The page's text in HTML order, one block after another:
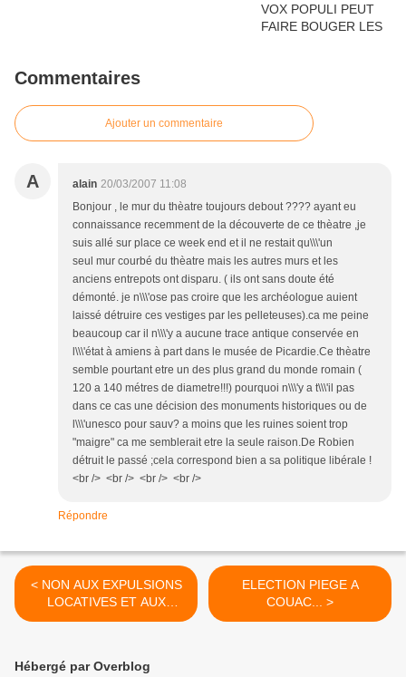
Commentaires
Ajouter un commentaire
A alain 20/03/2007 11:08
Bonjour , le mur du thèatre toujours debout ???? ayant eu
connaissance recemment de la découverte de ce thèatre ,je
suis allé sur place ce week end et il ne restait qu\\\'un
seul mur courbé du thèatre mais les autres murs et les
anciens entrepots ont disparu. ( ils ont sans doute été
démonté. je n\\\'ose pas croire que les archéologue auient
laissé détruire ces vestiges par les pelleteuses).ca me peine
beaucoup car il n\\\'y a aucune trace antique conservée en
l\\\'état à amiens à part dans le musée de Picardie.Ce thèatre
semble pourtant etre un des plus grand du monde romain (
120 a 140 métres de diametre!!!) pourquoi n\\\'y a t\\\'il pas
dans ce cas une décision des monuments historiques ou de
l\\\'unesco pour sauv? a moins que les ruines soient trop
"maigre" ca me semblerait etre la seule raison.De Robien
détruit le passé ;cela correspond bien a sa politique libérale !
<br /> <br /> <br /> <br />
Répondre
< NON AUX EXPULSIONS
LOCATIVES ET AUX
COUPURES
ELECTION PIEGE A
COUAC... >
Hébergé par Overblog